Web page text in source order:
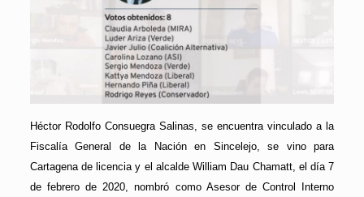
Héctor Rodolfo Consuegra Salinas, se encuentra vinculado a la
Fiscalía General de la Nación en Sincelejo, se vino para
Cartagena de licencia y el alcalde William Dau Chamatt, el día 7
de febrero de 2020, nombró como Asesor de Control Interno